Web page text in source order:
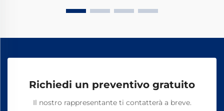
Richiedi un preventivo gratuito
Il nostro rappresentante ti contatterà a breve.